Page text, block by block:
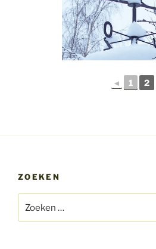
◄ 1 2
ZOEKEN
naar: